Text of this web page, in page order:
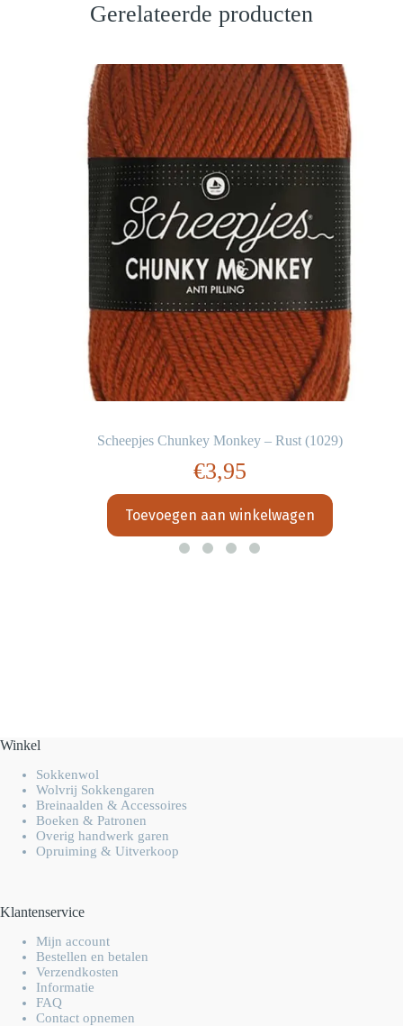
Gerelateerde producten
Scheepjes Chunkey Monkey – Rust (1029)
€3,95
Toevoegen aan winkelwagen
Winkel
Sokkenwol
Wolvrij Sokkengaren
Breinaalden & Accessoires
Boeken & Patronen
Overig handwerk garen
Opruiming & Uitverkoop
Klantenservice
Mijn account
Bestellen en betalen
Verzendkosten
Informatie
FAQ
Contact opnemen